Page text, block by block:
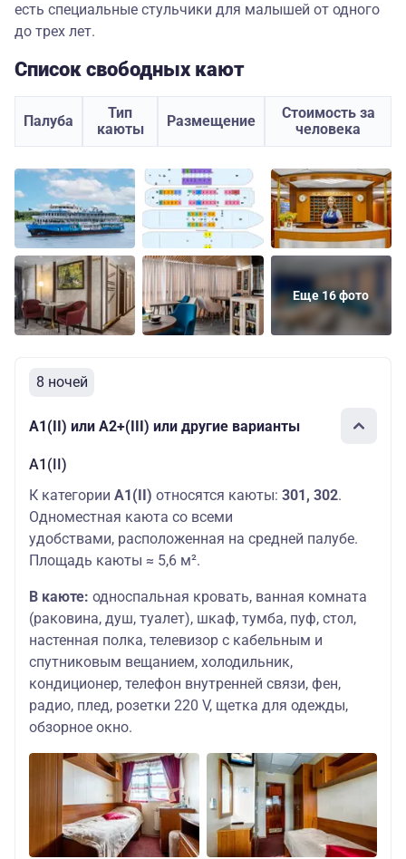
есть специальные стульчики для малышей от одного
до трех лет.
Список свободных кают
Палуба
Тип
каюты
Размещение
Стоимость за
человека
Еще 16 фото
8 ночей
А1(II) или А2+(III) или другие варианты
А1(II)
К категории А1(II) относятся каюты: 301, 302.
Одноместная каюта со всеми
удобствами, расположенная на средней палубе.
Площадь каюты ≈ 5,6 м².
В каюте: односпальная кровать, ванная комната
(раковина, душ, туалет), шкаф, тумба, пуф, стол,
настенная полка, телевизор с кабельным и
спутниковым вещанием, холодильник,
кондиционер, телефон внутренней связи, фен,
радио, плед, розетки 220 V, щетка для одежды,
обзорное окно.